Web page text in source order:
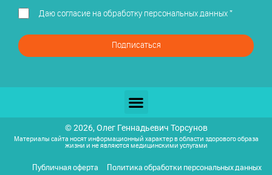
Даю согласие на обработку персональных данных*
Подписаться
© 2026, Олег Геннадьевич Торсунов
Материалы сайта носят информационный характер в области здорового образа
жизни и не являются медицинскими услугами
Публичная оферта
Политика обработки персональных данных